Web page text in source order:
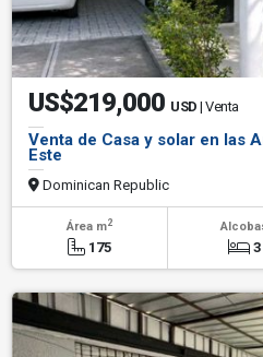
US$219,000 USD | Venta
Venta de Casa y solar en las
Este
Dominican Republic
Área m2
175 3